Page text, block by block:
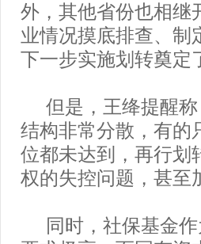
外，其他省份也相继
业情况摸底排查、制
下一步实施划转奠定
但是，王绛提醒
结构非常分散，有的
位都未达到，再行划
权的失控问题，甚至
同时，社保基金